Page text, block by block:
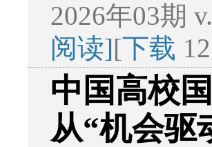
2026年03期
阅读][下载
中国高校
从“机会驱